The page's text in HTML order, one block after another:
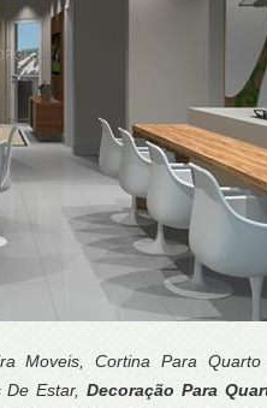
Moveis, Cortina Para
De Estar,Decoração Para